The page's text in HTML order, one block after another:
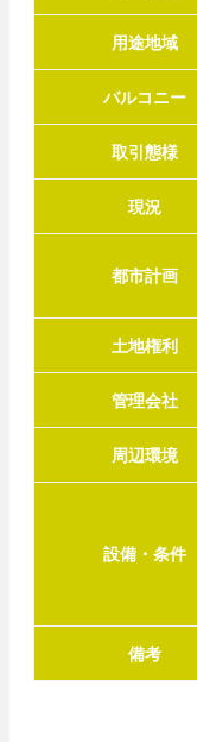
用途地域
バルコニー
取引態様
現況
都市計画
土地権利
管理会社
周辺環境
設備・条件
備考